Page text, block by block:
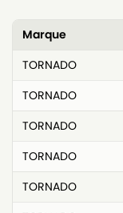
Marque
TORNADO
TORNADO
TORNADO
TORNADO
TORNADO